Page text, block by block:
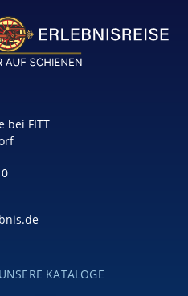
bei FITT
KATALOGE